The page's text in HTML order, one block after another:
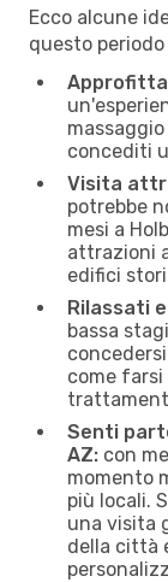
Ecco alcune
questo periodo
Approfitta
concediti
Visita
potrebbe
mesi a
attrazioni
edifici
Rilassati
bassa
come farsi
Senti
AZ: con
momento
più locali.
una visita
della città